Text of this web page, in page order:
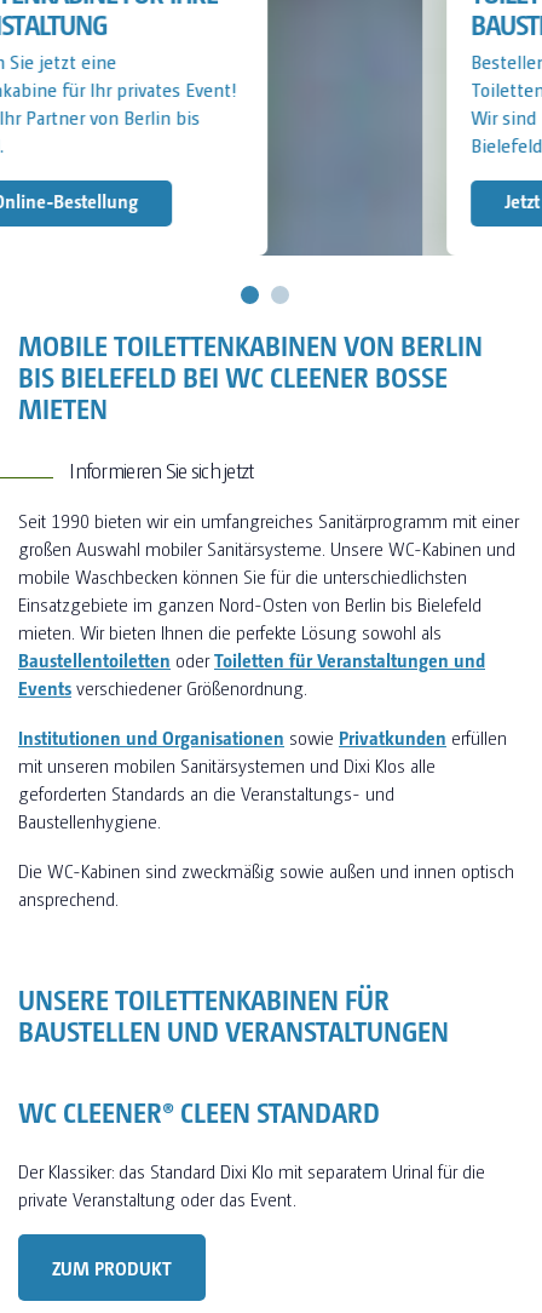
BAUSTELLE
Bestellen Sie jetzt eine
Toilettenkabine für Ihre Baustelle!
Wir sind Ihr Partner von Berlin bis
Jetzt Anfragen
MOBILE TOILETTENKABINEN VON BERLIN
BIS BIELEFELD BEI WC CLEENER BOSSE
MIETEN
Informieren Sie sich jetzt
Seit 1990 bieten wir ein umfangreiches Sanitärprogramm mit einer
großen Auswahl mobiler Sanitärsysteme. Unsere WC-Kabinen und
mobile Waschbecken können Sie für die unterschiedlichsten
Einsatzgebiete im ganzen Nord-Osten von Berlin bis Bielefeld
mieten. Wir bieten Ihnen die perfekte Lösung sowohl als
Baustellentoiletten oderToiletten für Veranstaltungen und
Eventsverschiedener Größenordnung.
Institutionen und Organisationen sowie Privatkunden erfüllen
mit unseren mobilen Sanitärsystemen und Dixi Klos alle
geforderten Standards an die Veranstaltungs- und
Baustellenhygiene.
Die WC-Kabinen sind zweckmäßig sowie außen und innen optisch
ansprechend.
UNSERE TOILETTENKABINEN FÜR
BAUSTELLEN UND VERANSTALTUNGEN
WC CLEENER® CLEEN STANDARD
Der Klassiker: das Standard Dixi Klo mit separatem Urinal für die
private Veranstaltung oder das Event.
ZUM PRODUKT